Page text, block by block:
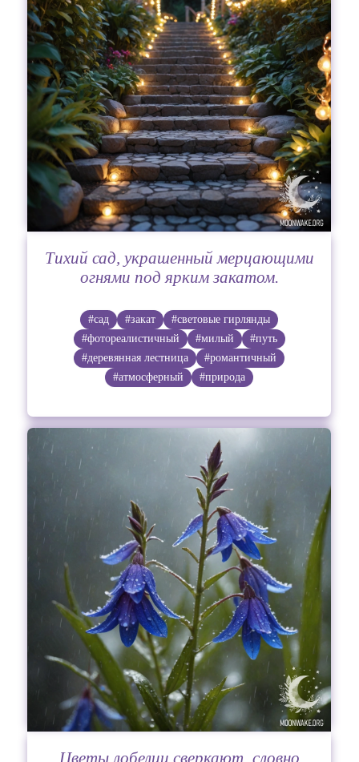
Тихий сад, украшенный мерцающими
огнями под ярким закатом.
#сад #закат
#световые гирлянды
#фотореалистичный
#милый
#путь
#деревянная лестница
#романтичный
#атмосферный
#природа
Цветы лобелии сверкают, словно